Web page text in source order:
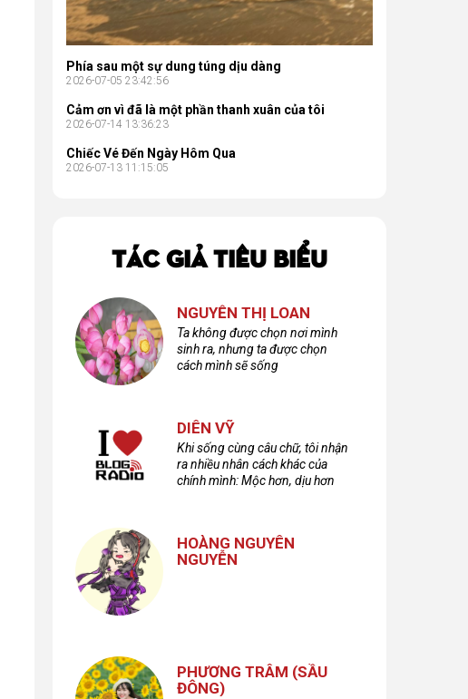
Phía sau một sự dung túng dịu dàng
2026-07-05 23:42:56
Cảm ơn vì đã là một phần thanh xuân của tôi
2026-07-14 13:36:23
Chiếc Vé Đến Ngày Hôm Qua
2026-07-13 11:15:05
TÁC GIẢ TIÊU BIỂU
NGUYỄN THỊ LOAN
Ta không được chọn nơi mình
sinh ra, nhưng ta được chọn
cách mình sẽ sống
DIÊN VỸ
Khi sống cùng câu chữ, tôi nhận
ra nhiều nhân cách khác của
chính mình: Mộc hơn, dịu hơn
HOÀNG NGUYÊN
NGUYỄN
PHƯƠNG TRÂM (SẦU
ĐÔNG)